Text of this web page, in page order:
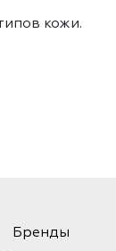
кожи.
Бренды